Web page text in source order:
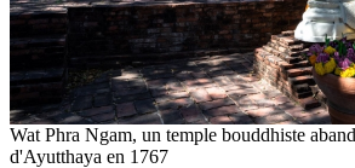
Wat Phra Ngam, un temple bouddhiste
d'Ayutthaya en 1767